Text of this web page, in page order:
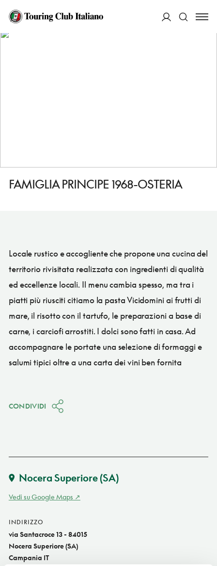
HOME
FAMIGLIA PRINCIPE 1968-OSTERIA
FAMIGLIA PRINCIPE 1968-OSTERIA
Locale rustico e accogliente che propone una cucina del
territorio rivisitata realizzata con ingredienti di qualità
ed eccellenze locali. Il menu cambia spesso, ma tra i
piatti più riusciti citiamo la pasta Vicidomini ai frutti di
mare, il risotto con il tartufo, le preparazioni a base di
carne, i carciofi arrostiti. I dolci sono fatti in casa. Ad
accompagnare le portate una selezione di formaggi e
salumi tipici oltre a una carta dei vini ben fornita
CONDIVIDI
Nocera Superiore(SA)
Vedi su Google Maps
INDIRIZZO
via Santacroce 13 - 84015
Nocera Superiore (SA)
Campania IT